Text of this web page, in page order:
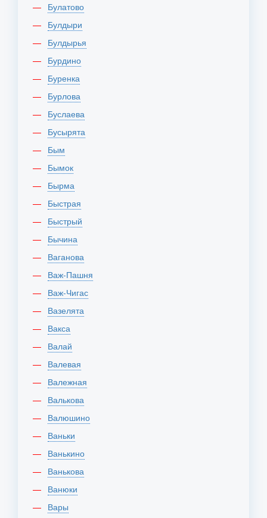
Булатово
Булдыри
Булдырья
Бурдино
Буренка
Бурлова
Буслаева
Бусырята
Бым
Бымок
Бырма
Быстрая
Быстрый
Бычина
Ваганова
Важ-Пашня
Важ-Чигас
Вазелята
Вакса
Валай
Валевая
Валежная
Валькова
Валюшино
Ваньки
Ванькино
Ванькова
Ванюки
Вары